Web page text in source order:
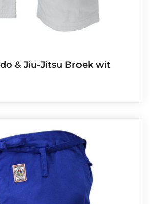
& Jiu-Jitsu Broek wit